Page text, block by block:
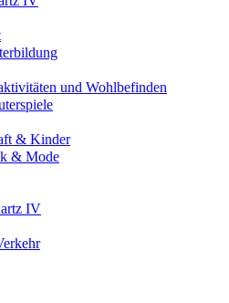
und Wohlbefinden
& Kinder
& Mode
IV